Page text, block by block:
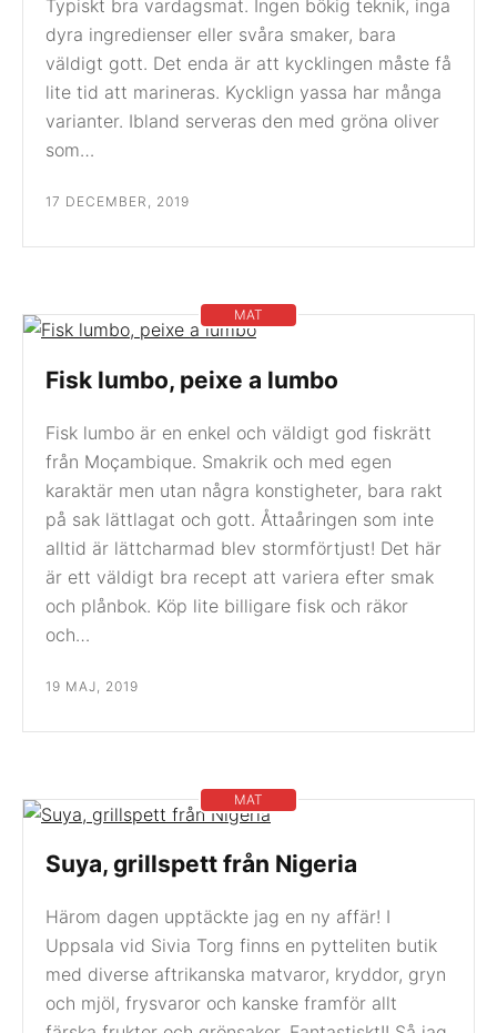
Typiskt bra vardagsmat. Ingen bökig teknik, inga
dyra ingredienser eller svåra smaker, bara
väldigt gott. Det enda är att kycklingen måste få
lite tid att marineras. Kycklign yassa har många
varianter. Ibland serveras den med gröna oliver
som…
17 DECEMBER, 2019
MAT
Fisk lumbo, peixe a lumbo
Fisk lumbo är en enkel och väldigt god fiskrätt
från Moçambique. Smakrik och med egen
karaktär men utan några konstigheter, bara rakt
på sak lättlagat och gott. Åttaåringen som inte
alltid är lättcharmad blev stormförtjust! Det här
är ett väldigt bra recept att variera efter smak
och plånbok. Köp lite billigare fisk och räkor
och…
19 MAJ, 2019
MAT
Suya, grillspett från Nigeria
Härom dagen upptäckte jag en ny affär! I
Uppsala vid Sivia Torg finns en pytteliten butik
med diverse aftrikanska matvaror, kryddor, gryn
och mjöl, frysvaror och kanske framför allt